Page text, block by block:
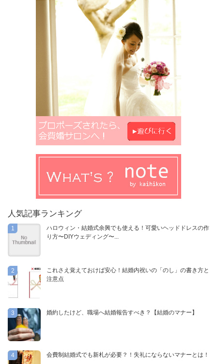
人気記事ランキング
1
ハロウィン・結婚式余興でも使える！可愛いヘッドドレスの作
り方〜DIYウェディング〜...
2
これさえ覚えておけば安心！結婚内祝いの「のし」の書き方と
注意点
3 婚約したけど、職場へ結婚報告すべき？【結婚のマナー】
4 会費制結婚式でも新札が必要？！失礼にならないマナーとは！